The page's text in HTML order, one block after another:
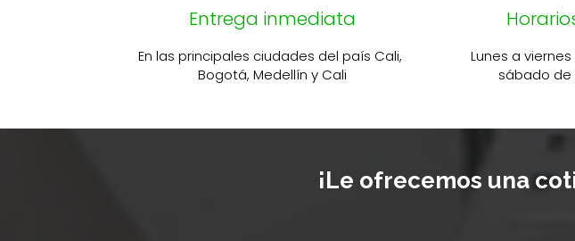
Entrega inmediata
En las principales ciudades del país Cali,
Bogotá, Medellín y Cali
Lunes a
sábado de
¡Le ofrecemos una